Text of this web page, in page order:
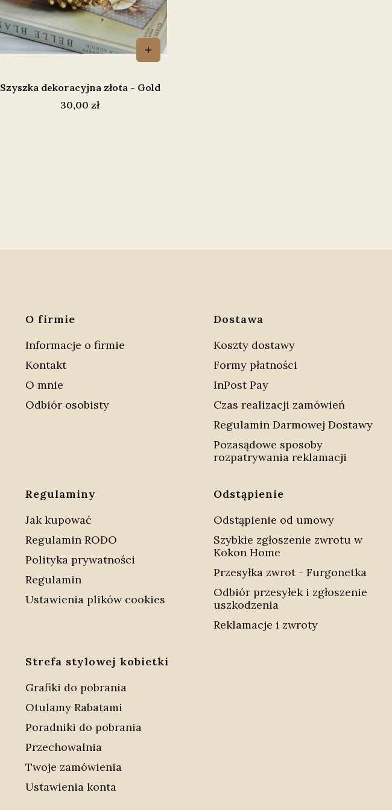
Szyszka dekoracyjna złota - Gold
Cena
30,00 zł
Linki w stopce
O firmie
Informacje o firmie
Kontakt
O mnie
Odbiór osobisty
Dostawa
Koszty dostawy
Formy płatności
InPost Pay
Czas realizacji zamówień
Regulamin Darmowej Dostawy
Pozasądowe sposoby
rozpatrywania reklamacji
Regulaminy
Jak kupować
Regulamin RODO
Polityka prywatności
Regulamin
Ustawienia plików cookies
Odstąpienie
Odstąpienie od umowy
Szybkie zgłoszenie zwrotu w
Kokon Home
Przesyłka zwrot - Furgonetka
Odbiór przesyłek i zgłoszenie
uszkodzenia
Reklamacje i zwroty
Strefa stylowej kobietki
Grafiki do pobrania
Otulamy Rabatami
Poradniki do pobrania
Przechowalnia
Twoje zamówienia
Ustawienia konta